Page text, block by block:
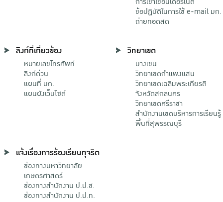
ข้อปฏิบัติในการใช้ e-mail มก.
ถ่ายทอดสด
ลิงก์ที่เกี่ยวข้อง
หมายเลขโทรศัพท์
ลิงก์ด่วน
แผนที่ มก.
แผนผังเว็บไซต์
วิทยาเขต
บางเขน
วิทยาเขตกําแพงแสน
วิทยาเขตเฉลิมพระเกียรติ
จังหวัดสกลนคร
วิทยาเขตศรีราชา
สำนักงานเขตบริหารการเรียนรู้
พื้นที่สุพรรณบุรี
แจ้งเรื่องการร้องเรียนทุจริต
ช่องทางมหาวิทยาลัย
เกษตรศาสตร์
ช่องทางสำนักงาน ป.ป.ช.
ช่องทางสำนักงาน ป.ป.ท.